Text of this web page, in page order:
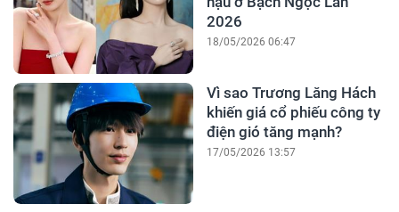
2026
18/05/2026 06:47
Vì sao Trương Lăng Hách
khiến giá cổ phiếu công ty
điện gió tăng mạnh?
17/05/2026 13:57